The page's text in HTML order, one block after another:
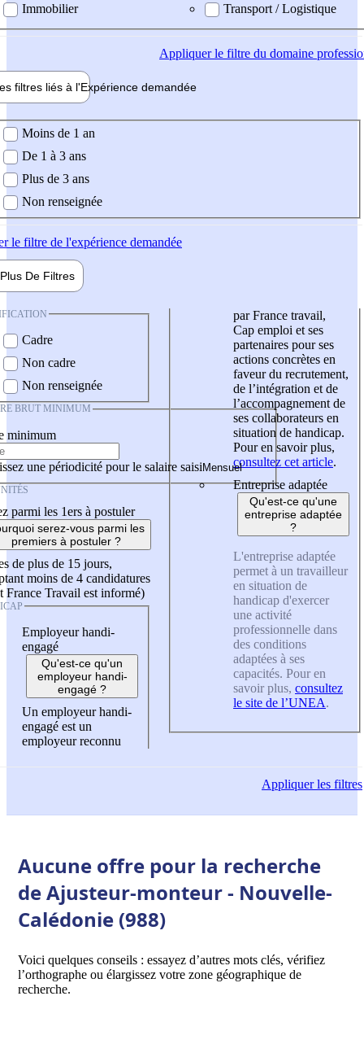
Immobilier
Transport / Logistique
Appliquerle filtre du domaine
filtres liés à l'Expérience demandée
demandée
Moins de 1 an
De 1 à 3 ans
Plus de 3 ans
Non renseignée
le filtre de l'expérience demandée
Plus De Filtres
Cadre
Non cadre
Non renseignée
BRUT MINIMUM
minimum
une périodicité pour le salaire saisi
parmi les 1ers à postuler
serez-vous parmi les
premiers à postuler ?
de plus de 15 jours,
moins de 4 candidatures
France Travail est informé)
Employeur handi-
engagé
Qu'est-ce qu'un
employeur handi-
engagé ?
Un employeur handi-
engagé est un
employeur reconnu
par France travail,
Cap emploi et ses
partenaires pour ses
actions concrètes en
faveur du recrutement,
de l’intégration et de
l’accompagnement de
ses collaborateurs en
situation de handicap.
Pour en savoir plus,
consultez cet article.
Entreprise adaptée
Qu'est-ce qu'une
entreprise adaptée
?
L'entreprise adaptée
permet à un travailleur
en situation de
handicap d'exercer
une activité
professionnelle dans
des conditions
adaptées à ses
capacités. Pour en
savoir plus, consultez
le site de l’UNEA.
Appliquerles filtres
Aucune offre pour la recherche
de Ajusteur-monteur - Nouvelle-
Calédonie (988)
Voici quelques conseils : essayez d’autres mots clés, vérifiez
l’orthographe ou élargissez votre zone géographique de
recherche.